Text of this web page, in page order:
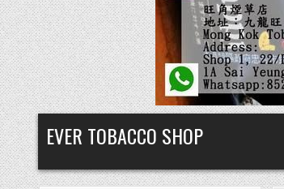
Skip
to
content
EVER TOBACCO SHOP